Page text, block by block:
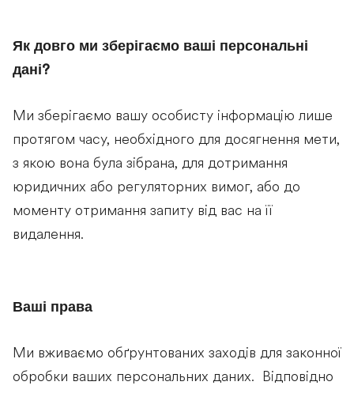
Як довго ми зберігаємо ваші персональні
дані?
Ми зберігаємо вашу особисту інформацію лише
протягом часу, необхідного для досягнення мети,
з якою вона була зібрана, для дотримання
юридичних або регуляторних вимог, або до
моменту отримання запиту від вас на її
видалення.
Ваші права
Ми вживаємо обґрунтованих заходів для законної
обробки ваших персональних даних. Відповідно